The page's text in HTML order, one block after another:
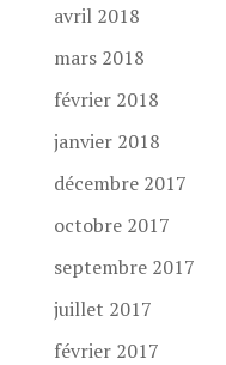
avril 2018
mars 2018
février 2018
janvier 2018
décembre 2017
octobre 2017
septembre 2017
juillet 2017
février 2017